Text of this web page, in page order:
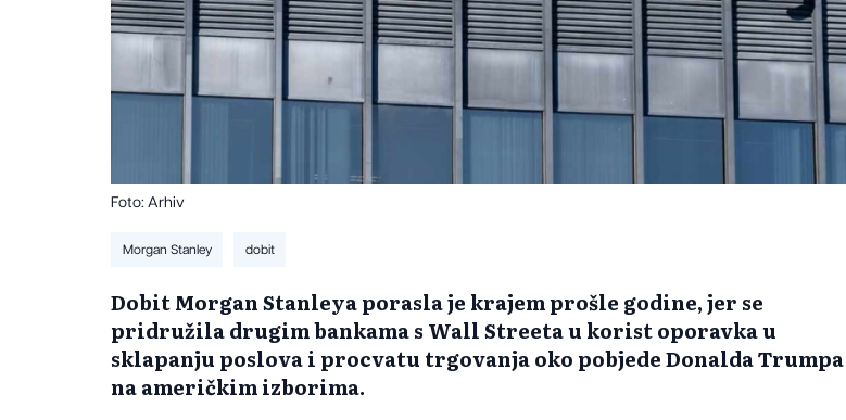
Foto: Arhiv
Morgan Stanley dobit
Dobit Morgan Stanleya porasla je krajem prošle godine, jer se
pridružila drugim bankama s Wall Streeta u korist oporavka u
sklapanju poslova i procvatu trgovanja oko pobjede Donalda Trumpa
na američkim izborima.